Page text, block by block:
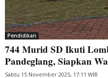
Pendidikan
744 Murid SD Ikuti
Pandeglang, Siapkan
Sabtu 15 November 2025, 17:11 WIB